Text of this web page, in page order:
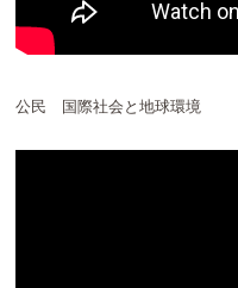
公民 国際社会と地球環境